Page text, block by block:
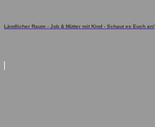
Ländlicher Raum - Job & Mütter mit Kind - Schaut es Euch an!